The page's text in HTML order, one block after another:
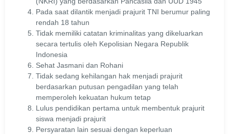
Pada saat dilantik menjadi prajurit TNI berumur paling
rendah 18 tahun
Tidak memiliki catatan kriminalitas yang dikeluarkan
secara tertulis oleh Kepolisian Negara Republik
Indonesia
Sehat Jasmani dan Rohani
Tidak sedang kehilangan hak menjadi prajurit
berdasarkan putusan pengadilan yang telah
memperoleh kekuatan hukum tetap
Lulus pendidikan pertama untuk membentuk prajurit
siswa menjadi prajurit
Persyaratan lain sesuai dengan keperluan